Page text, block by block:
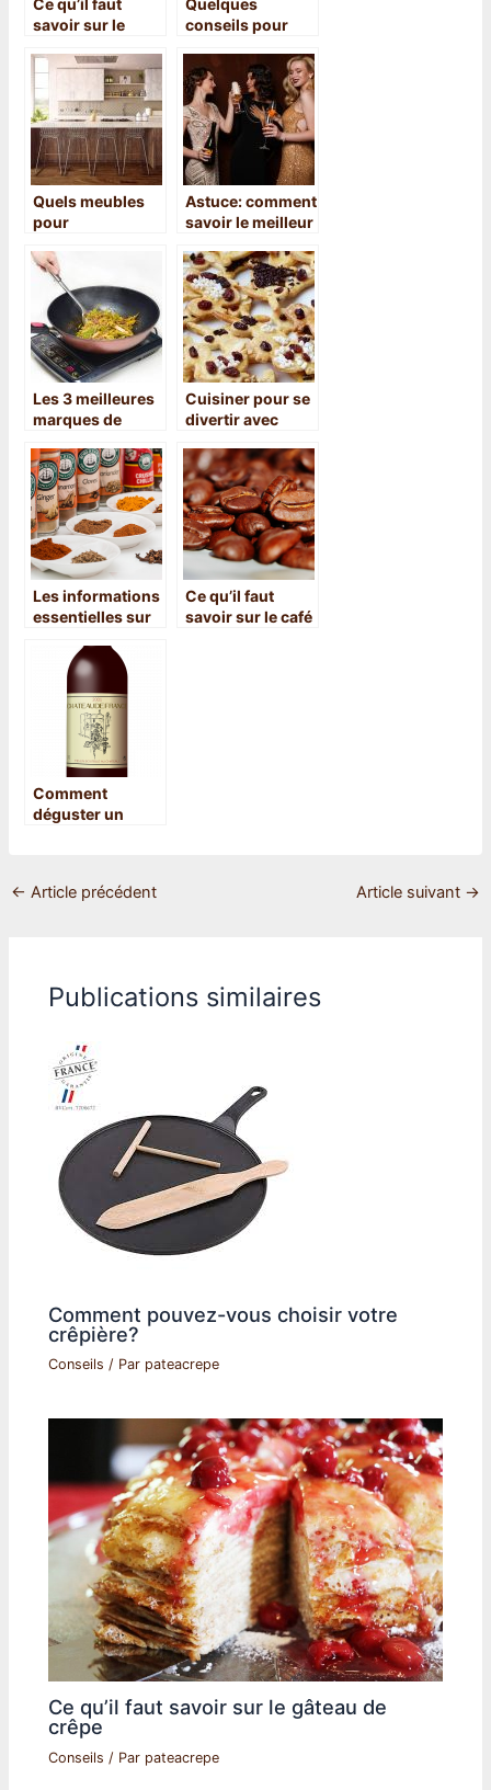
savoir sur le
conseils pour
travaux de
rénovation de la
cuisine
Quels meubles
pour
d’une cuisine ?
Astuce: comment
savoir le meilleur
Les 3 meilleures
marques de
induction : notre
comparatif et
notre avis
Cuisiner pour se
divertir avec
originalité
Les informations
essentielles sur
Madagascar
Ce qu’il faut
savoir sur le café
Comment
déguster un
← Article précédent Article suivant →
Publications similaires
Comment pouvez-vous choisir votre
crêpière?
Conseils / Par pateacrepe
Ce qu’il faut savoir sur le gâteau de
crêpe
Conseils / Par pateacrepe